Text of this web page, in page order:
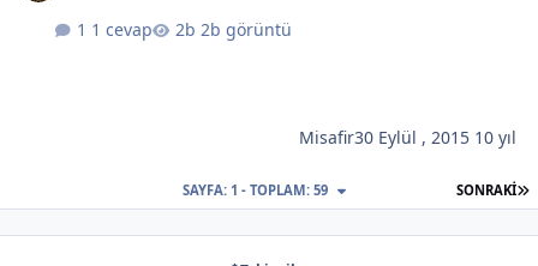
1 cevap 2b görüntü
Misafir30 Eylül , 2015 10 yıl
SONRAKI
SAYFA: 1 - TOPLAM: 59